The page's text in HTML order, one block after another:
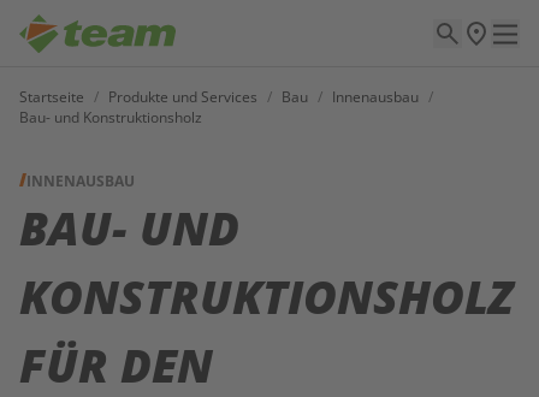
Startseite / Produkte und Services / Bau / Innenausbau /
Bau- und Konstruktionsholz
INNENAUSBAU
BAU- UND
KONSTRUKTIONSHOLZ
FÜR DEN